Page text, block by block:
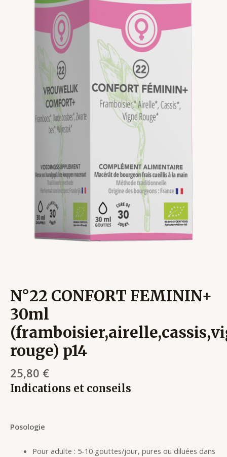
N°22 CONFORT FEMININ+
30ml
rouge) p14
25,80 €
Indications et conseils
Posologie
Pour adulte : 5-10 gouttes/jour, pures ou diluées dans